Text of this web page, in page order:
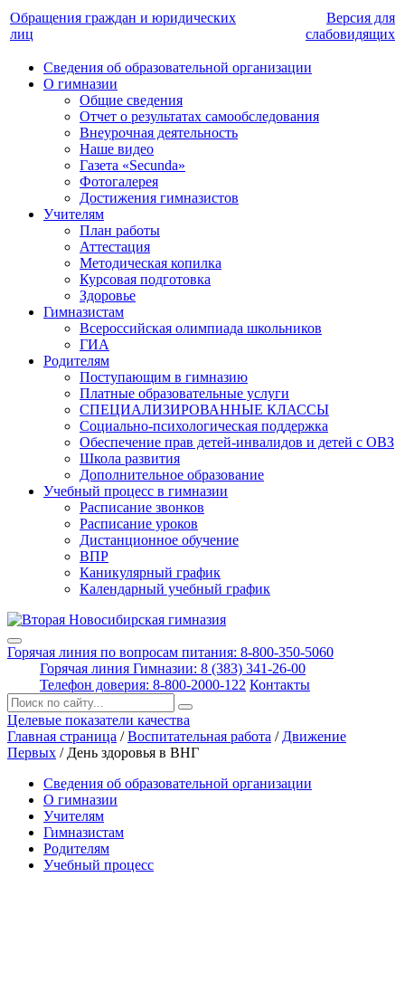
Обращения граждан и юридических
лиц
Версия для
слабовидящих
Сведения об образовательной организации
О гимназии
Общие сведения
Отчет о результатах самообследования
Внеурочная деятельность
Наше видео
Газета «Secunda»
Фотогалерея
Достижения гимназистов
Учителям
План работы
Аттестация
Методическая копилка
Курсовая подготовка
Здоровье
Гимназистам
Всероссийская олимпиада школьников
ГИА
Родителям
Поступающим в гимназию
Платные образовательные услуги
СПЕЦИАЛИЗИРОВАННЫЕ КЛАССЫ
Социально-психологическая поддержка
Обеспечение прав детей-инвалидов и детей с ОВЗ
Школа развития
Дополнительное образование
Учебный процесс в гимназии
Расписание звонков
Расписание уроков
Дистанционное обучение
ВПР
Каникулярный график
Календарный учебный график
Горячая линия по вопросам питания: 8-800-350-5060
Горячая линия Гимназии: 8 (383) 341-26-00
Телефон доверия: 8-800-2000-122 Контакты
Поиск:
Целевые показатели качества
Главная страница /Воспитательная работа / Движение
Первых / День здоровья в ВНГ
Сведения об образовательной организации
О гимназии
Учителям
Гимназистам
Родителям
Учебный процесс